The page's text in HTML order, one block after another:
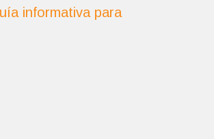
informativa para